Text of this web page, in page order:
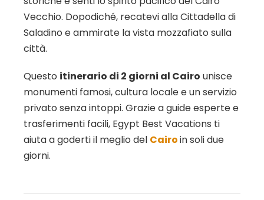
Vecchio. Dopodiché, recatevi alla Cittadella di
Saladino e ammirate la vista mozzafiato sulla
città.
Questo itinerario di 2 giorni al Cairo unisce
monumenti famosi, cultura locale e un servizio
privato senza intoppi. Grazie a guide esperte e
trasferimenti facili, Egypt Best Vacations ti
aiuta a goderti il meglio del Cairoin soli due
giorni.